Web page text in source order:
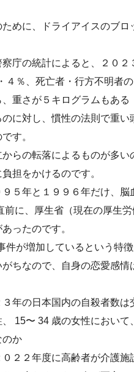
めに、ドライアイスのブ
庁の統計によると、２０
４％、死亡者・行方不明者
重さが５キログラムもあ
に対し、慣性の法則で重
す。
らの転落によるものが多い
担をかけるのです。
５年と１９９６年だけ、
に、厚生省（現在の厚生
ったのです。
件が増加しているという特
ちなので、自身の恋愛感
年の日本国内の自殺者数
15〜 34 歳の女性において
のか
２２年度に高齢者が介護